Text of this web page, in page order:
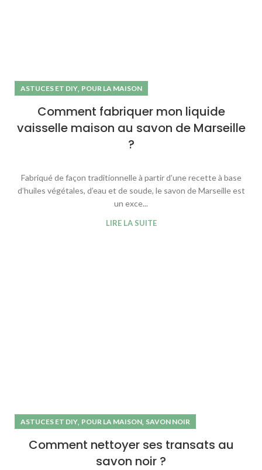
ASTUCES ET DIY, POUR LA MAISON
Comment fabriquer mon liquide
vaisselle maison au savon de Marseille
?
Fabriqué de façon traditionnelle à partir d’une recette à base
d’huiles végétales, d’eau et de soude, le savon de Marseille est
un exce...
LIRE LA SUITE
ASTUCES ET DIY, POUR LA MAISON, SAVON NOIR
Comment nettoyer ses transats au
savon noir ?